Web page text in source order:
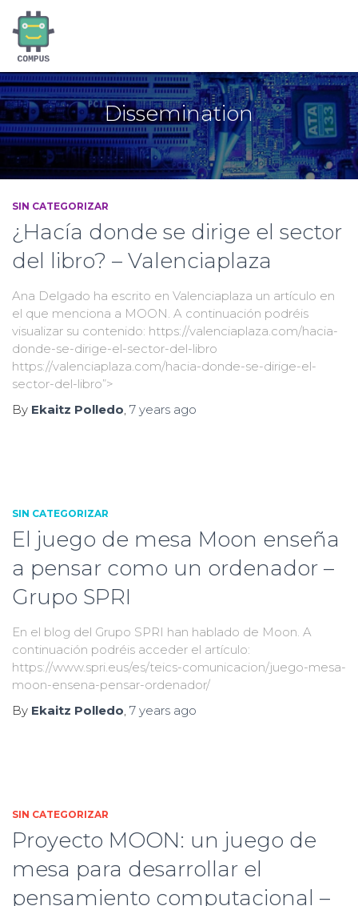
Dissemination
SIN CATEGORIZAR
¿Hacía donde se dirige el sector
del libro? – Valenciaplaza
Ana Delgado ha escrito en Valenciaplaza un artículo en
el que menciona a MOON. A continuación podréis
visualizar su contenido: https://valenciaplaza.com/hacia-
donde-se-dirige-el-sector-del-libro
https://valenciaplaza.com/hacia-donde-se-dirige-el-
sector-del-libro”>
By Ekaitz Polledo, 7 years ago
SIN CATEGORIZAR
El juego de mesa Moon enseña
a pensar como un ordenador –
Grupo SPRI
En el blog del Grupo SPRI han hablado de Moon. A
continuación podréis acceder el artículo:
https://www.spri.eus/es/teics-comunicacion/juego-mesa-
moon-ensena-pensar-ordenador/
By Ekaitz Polledo, 7 years ago
SIN CATEGORIZAR
Proyecto MOON: un juego de
mesa para desarrollar el
pensamiento computacional –